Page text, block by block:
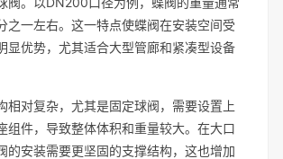
之一左右。这一特点使蝶阀在安装空间受
显优势，尤其适合大型管廊和紧凑型设备
相对复杂，尤其是固定球阀，需要设置上
组件，导致整体体积和重量较大。在大口
的安装需要更坚固的支撑结构，这也增加